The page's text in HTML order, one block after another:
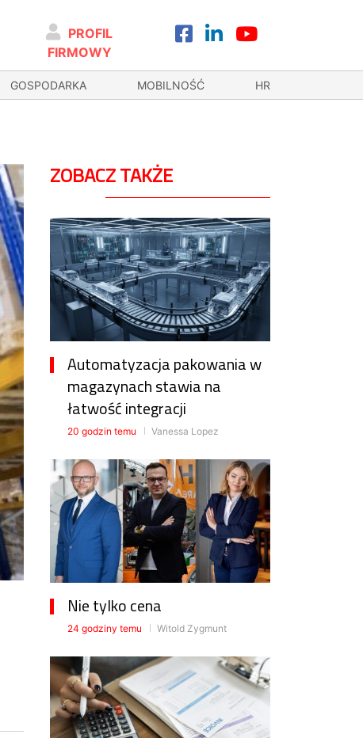
PROFIL
FIRMOWY
GOSPODARKA MOBILNOŚĆ HR
ZOBACZ TAKŻE
Automatyzacja pakowania w
magazynach stawia na
łatwość integracji
20 godzin temu Vanessa Lopez
Nie tylko cena
24 godziny temu Witold Zygmunt